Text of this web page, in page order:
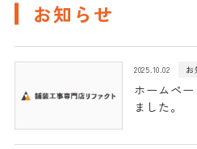
お知らせ
2025.10.02 お
ホームペ
ました。